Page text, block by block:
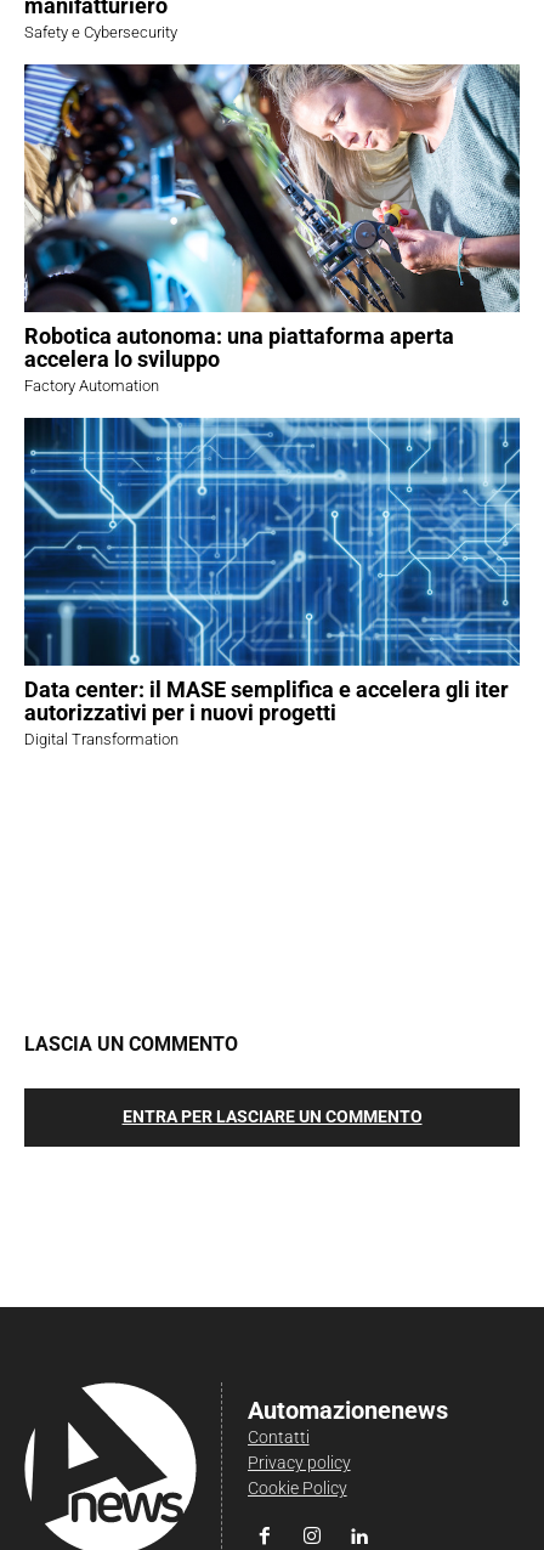
manifatturiero
Safety e Cybersecurity
Robotica autonoma: una piattaforma aperta
accelera lo sviluppo
Factory Automation
Data center: il MASE semplifica e accelera gli iter
autorizzativi per i nuovi progetti
Digital Transformation
LASCIA UN COMMENTO
ENTRA PER LASCIARE UN COMMENTO
Automazionenews
Contatti
Privacy policy
Cookie Policy